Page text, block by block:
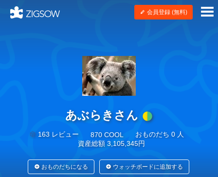
会員登録 (無料)
あぶらきさん
163 レビュー 870 COOL
おものだち 0 人
資産総額 3,105,345円
おものだちになる ウォッチボードに追加する